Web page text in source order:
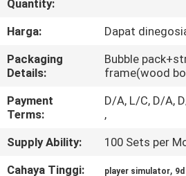
TENTANG
KAMI
TUR
PABRIK
KONTROL
Quantity:
Harga:
Dapat
Packaging
Details:
Bubble
frame(wood
Payment
Terms:
D/A, L/C, D/A,
,
Supply Ability:
100 Sets per
Cahaya Tinggi:
player simulator,